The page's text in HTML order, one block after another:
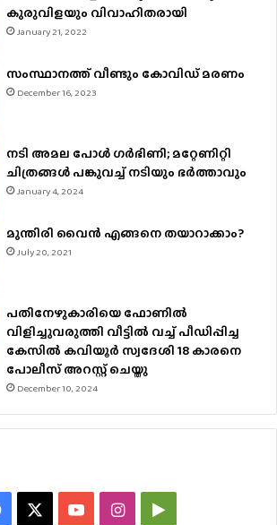
കുരുവിളയും വിവാഹിതരായി
January 21, 2022
സംസ്ഥാനത്ത് വീണ്ടും കോവിഡ് മരണം
December 16, 2023
നടി അമല പോൾ ​ഗർഭിണി; മറ്റേണിറ്റി
ചിത്രങ്ങള്‍ പങ്കുവച്ച് നടിയും ഭർത്താവും
January 4, 2024
മുന്തിരി വൈന്‍ എങ്ങനെ തയാറാക്കാം?
July 20, 2021
പതിനേഴുകാരിയെ ഫോണിൽ
വിളിച്ചുവരുത്തി വീട്ടിൽ വച്ച് പീഡിപ്പിച്ച
കേസിൽ കവിയൂർ സ്വദേശി 18 കാരനെ
പോലീസ് അറസ്റ്റ് ചെയ്തു
December 10, 2024
Facebook YouTubeInstagramGoogle